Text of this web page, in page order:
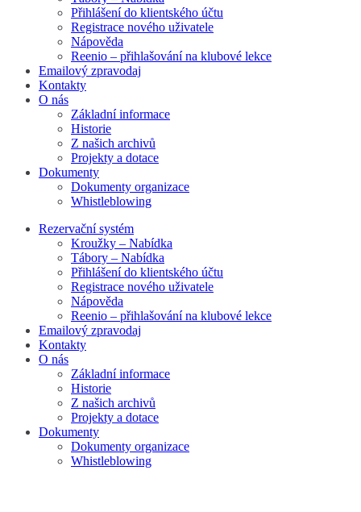
Přihlášení do klientského účtu
Registrace nového uživatele
Nápověda
Reenio – přihlašování na klubové lekce
Emailový zpravodaj
Kontakty
O nás
Základní informace
Historie
Z našich archivů
Projekty a dotace
Dokumenty
Dokumenty organizace
Whistleblowing
Rezervační systém
Kroužky – Nabídka
Tábory – Nabídka
Přihlášení do klientského účtu
Registrace nového uživatele
Nápověda
Reenio – přihlašování na klubové lekce
Emailový zpravodaj
Kontakty
O nás
Základní informace
Historie
Z našich archivů
Projekty a dotace
Dokumenty
Dokumenty organizace
Whistleblowing